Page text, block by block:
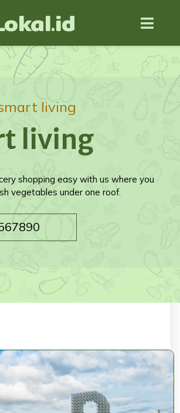
living
living
shopping easy with us where you
vegetables under one roof.